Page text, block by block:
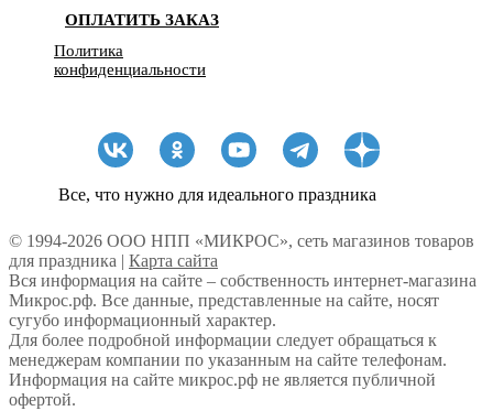
ОПЛАТИТЬ ЗАКАЗ
Политика
конфиденциальности
Все, что нужно для идеального праздника
© 1994-2026 ООО НПП «МИКРОС», сеть магазинов товаров
для праздника | Карта сайта
Вся информация на сайте – собственность интернет-магазина
Микрос.рф. Все данные, представленные на сайте, носят
сугубо информационный характер.
Для более подробной информации следует обращаться к
менеджерам компании по указанным на сайте телефонам.
Информация на сайте микрос.рф не является публичной
офертой.